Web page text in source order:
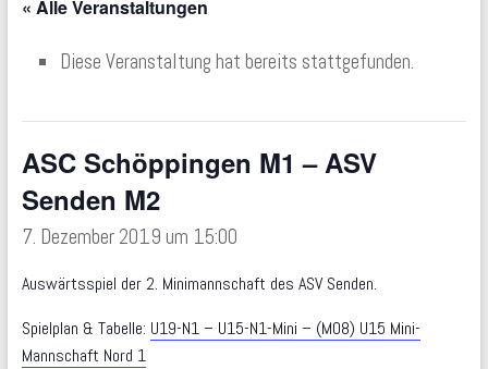
« Alle Veranstaltungen
Diese Veranstaltung hat bereits stattgefunden.
ASC Schöppingen M1 – ASV
Senden M2
7. Dezember 2019 um 15:00
Auswärtsspiel der 2. Minimannschaft des ASV Senden.
Spielplan & Tabelle: U19-N1 – U15-N1-Mini – (M08) U15 Mini-
Mannschaft Nord 1